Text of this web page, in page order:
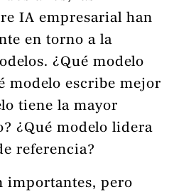
IA empresarial han
en torno a la
¿Qué modelo
modelo escribe mejor
tiene la mayor
¿Qué modelo lidera
referencia?
importantes, pero